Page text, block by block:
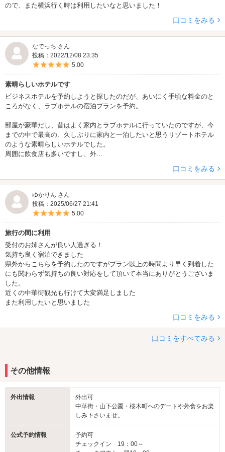
ウェルカムスイーツプレゼント
メンバーの方限定でウェルカムスイーツをプレゼン
ト！
季節メニューのほかおいしいスイーツをご用意して
定番メニューもリニューアルしました！ぜひお召し
上がりください！
ウェルカムドリンクプレゼント
大好評ウェルカムドリンク、季節のドリンクが新メ
ニューになりました！
ので、また横浜行く時は利用したいなと思いました！
口コミをみる
なでっち さん
投稿：2022/12/08 23:35
5つ星のうち5
5.00
素晴らしいホテルです
ビジネスホテルを予約しようと探したのだが、あいにく手頃な料金のと
ころがなく、ラブホテルの宿泊プランを予約。
部屋が豪華だし、昔はよく家内とラブホテルに行っていたのですが、今
までの中で最高の、久しぶりに家内と一泊したいと思うリゾートホテル
のような素晴らしいホテルでした。
周囲に飲食店も多いですし、外...
口コミをみる
ゆかりん さん
投稿：2025/06/27 21:41
5つ星のうち5
5.00
旅行の間に利用
受付のお姉さんが良い人過ぎる！
気持ち良く宿泊できました
県外からこちらを予約したのですがプラン以上の時間より早く到着した
にも関わらず気持ちの良い対応をして頂いて本当にありがとうございま
した。
近くの中華街観光も行けて大変満足しました
また利用したいと思いました
口コミをみる
口コミをすべてみる
その他情報
外出情報
外出可
中華街・山下公園・桜木町へのデートや外食をお楽
しみ下さいませ。
公式予約情報
予約可
チェックイン 19：00～